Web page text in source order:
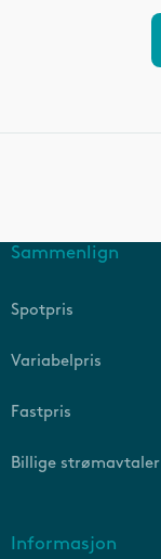
Sammenlign
Spotpris
Variabelpris
Fastpris
Billige strømavtaler
Informasjon